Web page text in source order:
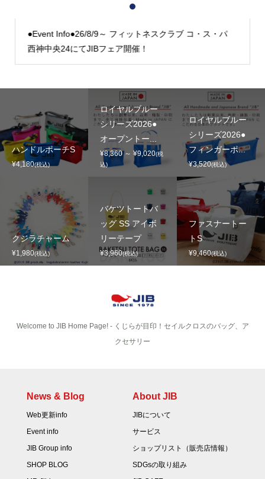
●Event Info●26/8/9～ フィットネスクラブ コ・ス・パ
西神中央24にてJIBフェア開催！
2
ハンドルポーチS
¥4,180(税込)
ロイヤルブルー
シリーズ2026●
オープントー...
¥8,360 ～ ¥9,020(税
込)
ロイヤルブルー
シリーズ2026●
フィンガーポ...
¥3,520(税込)
クジラチャーム
¥1,980(税込)
バケツトートバ
ッグ SS アイボ
リーテープ
¥3,960(税込)
ファスナートー
トS
¥9,460(税込)
Welcome to JIB Home Page! ‐ くじらが目印！セイルクロスのバッグ、ア
クセサリー
News & Blog
Web更新info
Event info
JIB Group info
SHOP BLOG
About JIB
JIBについて
サービス
ショップリスト（販売店情報）
SDGsの取り組み